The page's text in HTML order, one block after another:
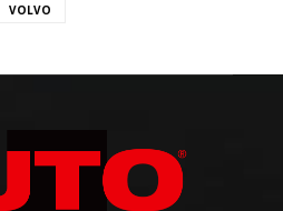
VOLVO